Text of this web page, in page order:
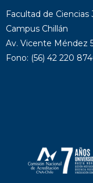
Facultad de Ciencias
Campus Chillán
Av. Vicente Méndez
Fono: (56) 42 220